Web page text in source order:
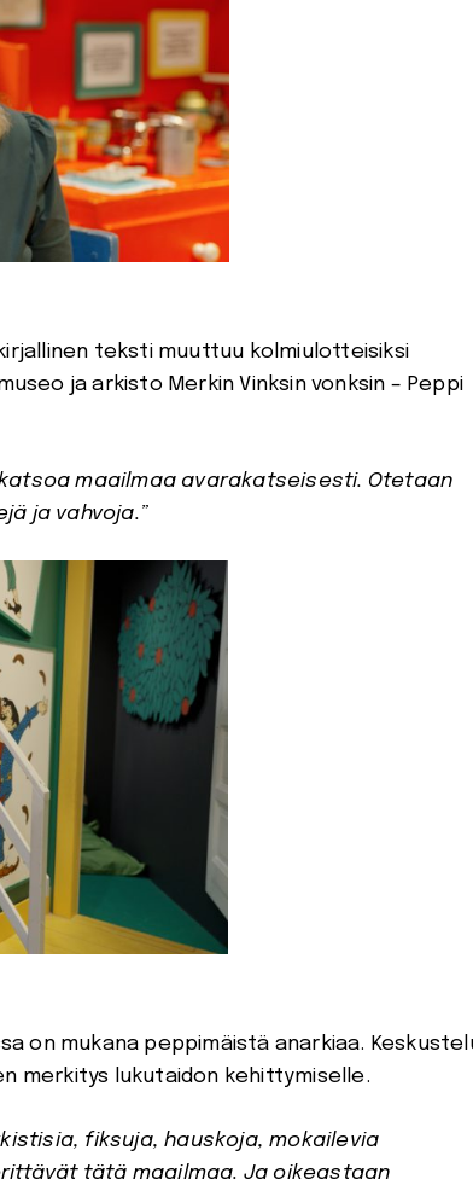
teksti muuttuu kolmiulotteisiksi
ja arkisto Merkin Vinksin vonksin – Peppi
maailmaa avarakatseisesti. Otetaan
ja vahvoja.”
on mukana peppimäistä anarkiaa.
merkitys lukutaidon kehittymiselle.
fiksuja, hauskoja, mokailevia
tätä maailmaa. Ja oikeastaan